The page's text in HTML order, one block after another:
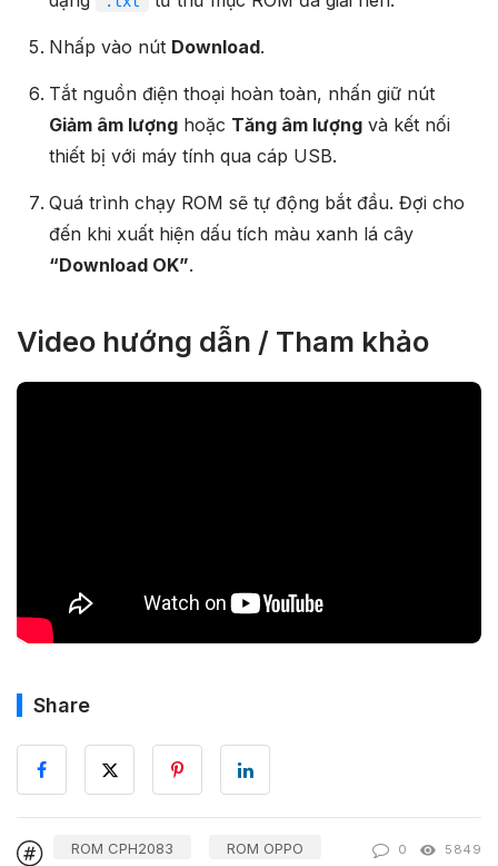
Nhấp vào nút Download.
Tắt nguồn điện thoại hoàn toàn, nhấn giữ nút
Giảm âm lượnghoặc Tăng âm lượngvà kết nối
thiết bị với máy tính qua cáp USB.
Quá trình chạy ROM sẽ tự động bắt đầu. Đợi cho
đến khi xuất hiện dấu tích màu xanh lá cây
“Download OK”.
Video hướng dẫn / Tham khảo
Share
ROM CPH2083
ROM OPPO
0 5849